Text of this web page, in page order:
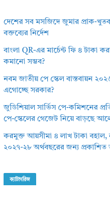
দেশের সব মসজিদে জুমার প্রাক-
বক্তব্যের নির্দেশ
বাংলা QR-এর মার্চেন্ট ফি ৪ টাকা
কমানো সম্ভব?
নবম জাতীয় পে স্কেল বাস্তবায়ন
এগোচ্ছে সরকার?
জুডিশিয়াল সার্ভিস পে-কমিশনের
পে-স্কেলের গেজেট নিয়ে বাড়ছে
করমুক্ত আয়সীমা ৪ লাখ টাকা
২০২৭-২৮ অর্থবছরের জন্য
ক্যাটাগরিজ